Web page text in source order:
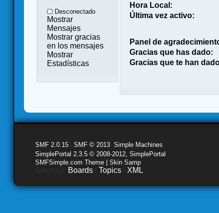
Desconectado
Mostrar
Mensajes
Mostrar gracias
en los mensajes
Mostrar
Estadísticas
Hora Local:
Última vez activo:
Panel de
Gracias que has dado:
Gracias que te han
SMF 2.0.15 SMF © 2013 Simple Machines
SimplePortal 2.3.5 © 2008-2012, SimplePortal
SMFSimple.com Theme | Skin Samp
Boards Topics XML